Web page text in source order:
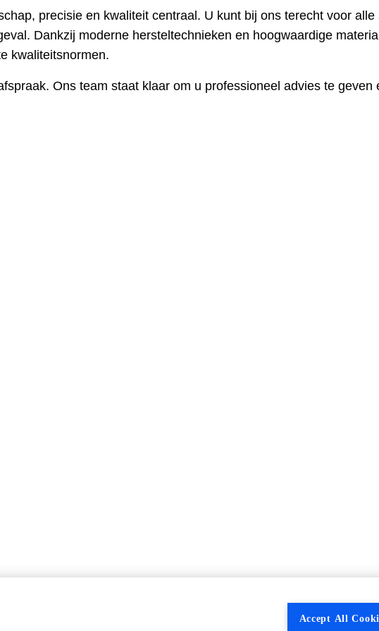
precisie en kwaliteit centraal. U kunt bij ons terecht voor
Dankzij moderne hersteltechnieken en hoogwaardige
kwaliteitsnormen.
Ons team staat klaar om u professioneel advies te
Accept All